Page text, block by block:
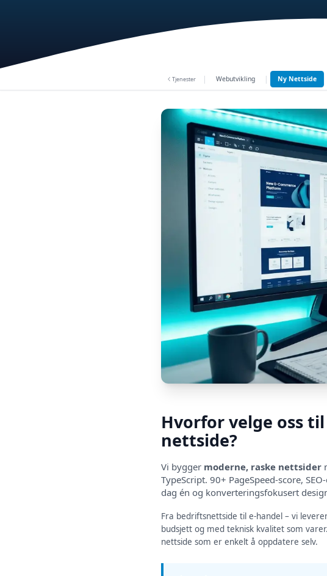
Tjenester | Webutvikling | Ny Nettside
Hvorfor velge oss
nettside?
Vi bygger moderne, raske nettsider
TypeScript. 90+ PageSpeed-score,
dag én og konverteringsfokusert
Fra bedriftsnettside til e-handel – vi
budsjett og med teknisk kvalitet som
nettside som er enkelt å oppdatere selv.